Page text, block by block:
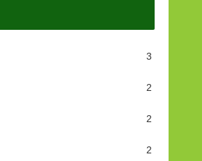
3
2
2
2